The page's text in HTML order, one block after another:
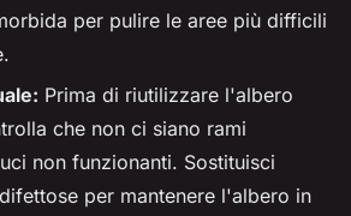
per pulire le aree più difficili
Prima di riutilizzare l'albero
che non ci siano rami
non funzionanti. Sostituisci
per mantenere l'albero in